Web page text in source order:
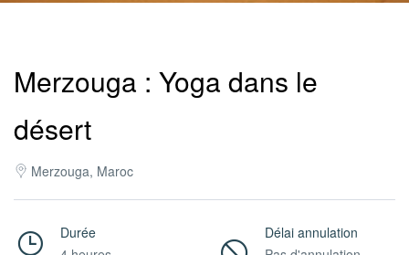
Merzouga : Yoga dans le
désert
Merzouga, Maroc
Durée
Délai annulation
/
M.I.C.E.
À